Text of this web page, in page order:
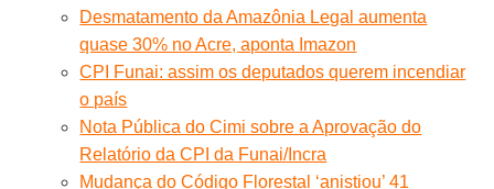
Desmatamento da Amazônia Legal aumenta
quase 30% no Acre, aponta Imazon
CPI Funai: assim os deputados querem incendiar
o país
Nota Pública do Cimi sobre a Aprovação do
Relatório da CPI da Funai/Incra
Mudança do Código Florestal ‘anistiou’ 41